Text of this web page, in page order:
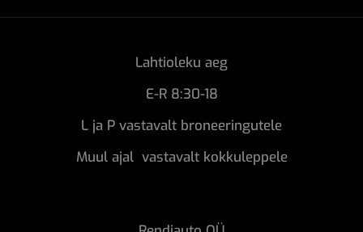
Lahtioleku aeg
E-R 8:30-18
L ja P vastavalt broneeringutele
Muul ajal vastavalt kokkuleppele